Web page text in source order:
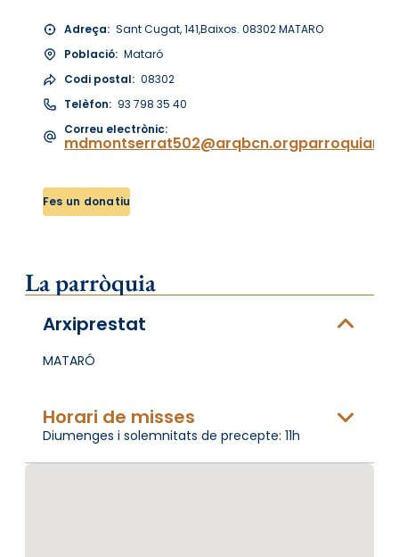
Adreça: Sant Cugat, 141,Baixos. 08302 MATARO
Població: Mataró
Codi postal: 08302
Telèfon: 93 798 35 40
Correu electrònic:
Fes un donatiu
La parròquia
Arxiprestat
MATARÓ
Horari de misses
Diumenges i solemnitats de precepte: 11h